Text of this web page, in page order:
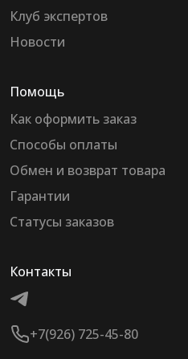
Клуб экспертов
Новости
Помощь
Как оформить заказ
Способы оплаты
Обмен и возврат товара
Гарантии
Статусы заказов
Контакты
+7(926) 725-45-80